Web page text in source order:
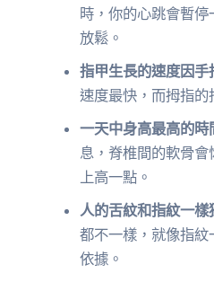
時，你的心跳會暫
放鬆。
指甲生長的速度因手
速度最快，而拇指的
一天中身高最高的時
息，脊椎間的軟骨
上高一點。
人的舌紋和指紋一樣
都不一樣，就像指
依據。